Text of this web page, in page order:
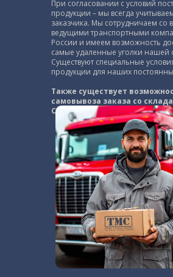
При согласовании с условий
продукции – мы всегда
заказчика. Мы сотрудничаем со
ведущими транспортными
России и имеем возможность
самые удаленные уголки нашей
Существуют специальные
продукции для наших
Также существует
самовывоза заказа со
Санкт-Петербурге.